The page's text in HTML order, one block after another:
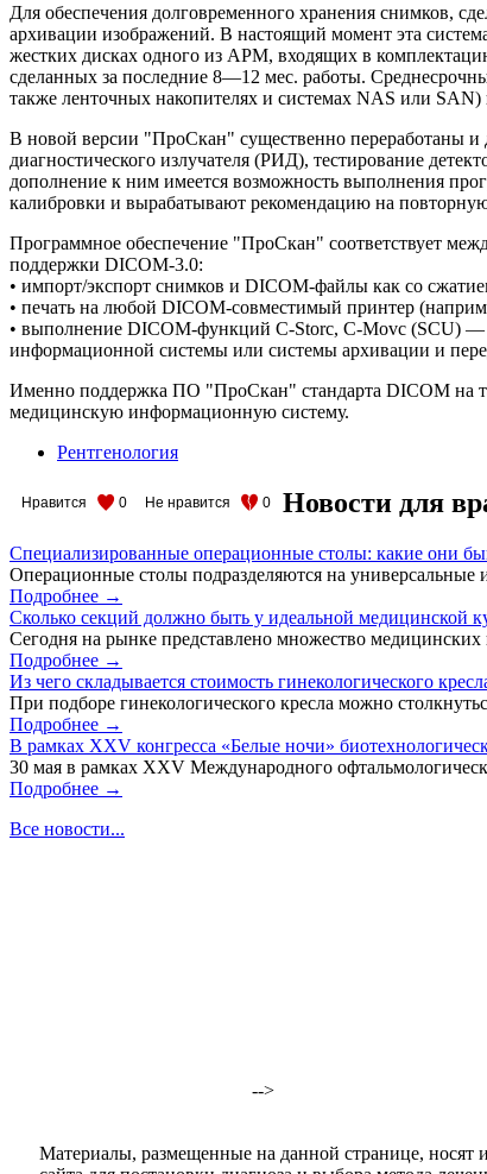
Для обеспечения долговременного хранения снимков,
архивации изображений. В настоящий момент эта
жестких дисках одного из АРМ, входящих в комплектацию
сделанных за последние 8—12 мес. работы.
также ленточных накопителях и системах NAS или
В новой версии "ПроСкан" существенно переработаны и
диагностического излучателя (РИД), тестирование
дополнение к ним имеется возможность выполнения
калибровки и вырабатывают рекомендацию на
Программное обеспечение "ПроСкан" соответствует
поддержки DICOM-3.0:
• импорт/экспорт снимков и DICOM-файлы как со
• печать на любой DICOM-совместимый принтер
• выполнение DICOM-функций C-Storc, C-Movc (SCU) —
информационной системы или системы архивации и
Именно поддержка ПО "ПроСкан" стандарта DICOM на
медицинскую информационную систему.
Рентгенология
Нравится 0 Не нравится 0 Новости для
Специализированные операционные столы: какие они
Операционные столы подразделяются на
Подробнее →
Сколько секций должно быть у идеальной медицинской
Сегодня на рынке представлено множество
Подробнее →
Из чего складывается стоимость гинекологического
При подборе гинекологического кресла можно
Подробнее →
В рамках XXV конгресса «Белые ночи»
30 мая в рамках XXV Международного
Подробнее →
Все новости...
-->
Материалы, размещенные на данной странице, носят